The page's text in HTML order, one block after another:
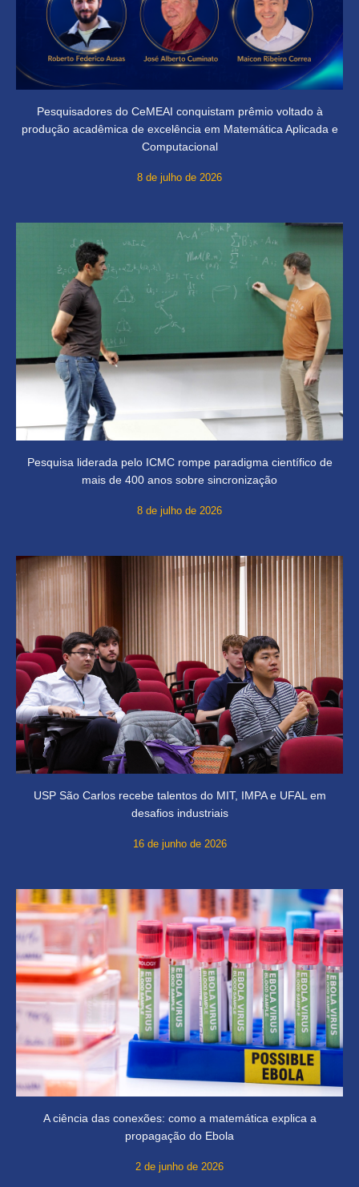
Pesquisadores do CeMEAI conquistam prêmio voltado à
produção acadêmica de excelência em Matemática Aplicada e
Computacional
8 de julho de 2026
Pesquisa liderada pelo ICMC rompe paradigma científico de
mais de 400 anos sobre sincronização
8 de julho de 2026
USP São Carlos recebe talentos do MIT, IMPA e UFAL em
desafios industriais
16 de junho de 2026
A ciência das conexões: como a matemática explica a
propagação do Ebola
2 de junho de 2026